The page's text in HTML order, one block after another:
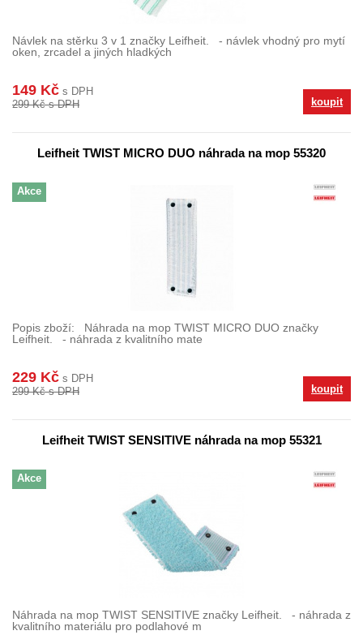
Návlek na stěrku 3 v 1 značky Leifheit. - návlek vhodný pro mytí
oken, zrcadel a jiných hladkých
149 Kč s DPH
299 Kč s DPH
koupit
Akce
Leifheit TWIST MICRO DUO náhrada na mop 55320
Popis zboží: Náhrada na mop TWIST MICRO DUO značky
Leifheit. - náhrada z kvalitního mate
229 Kč s DPH
299 Kč s DPH
koupit
Akce
Leifheit TWIST SENSITIVE náhrada na mop 55321
Náhrada na mop TWIST SENSITIVE značky Leifheit. - náhrada z
kvalitního materiálu pro podlahové m